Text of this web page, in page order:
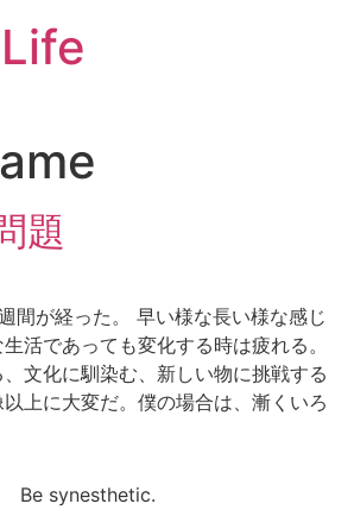
題
間が経った。 早い様な長い様な感じ
活であっても変化する時は疲れる。
文化に馴染む、新しい物に挑戦する
上に大変だ。僕の場合は、漸くいろ
Be synesthetic.